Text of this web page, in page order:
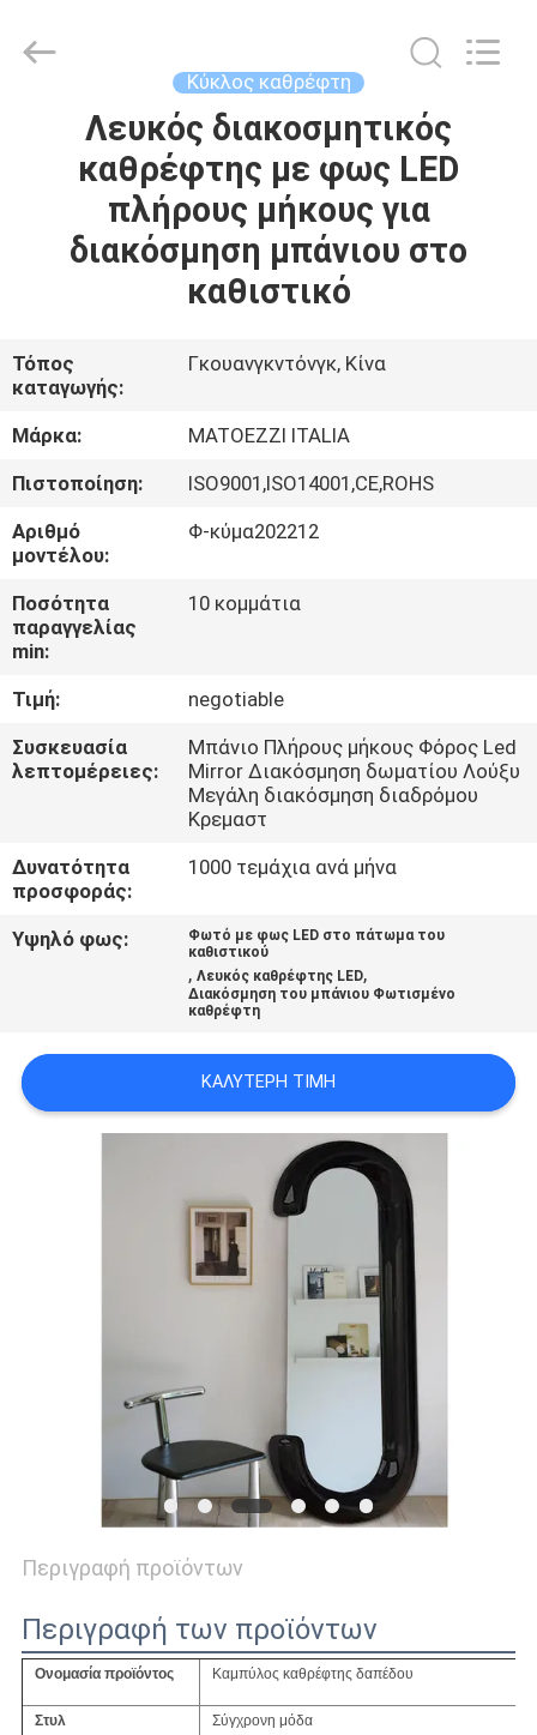
ΑΡΧΙΚΉ
ΣΕΛΊΔΑ
ΠΡΟΪΌΝΤΑ
ΕΜΦΆΝΙΣΗ
VR
ΣΧΕΤΙΚΆ
ΜΕ
ΕΜΆΣ
ΕΡΓΟΣΤΑΣΊΩΝ
ΕΠΑΦΉ
ΝΈΑ
ΌΛΕΣ
ΠΕΡΙΠΤΏΣΕΙΣ
ΖΗΤΉΣΤΕ
ΜΥΣΤΙΚΌΤΗΤΑΣ
Κύκλος καθρέφτη
Λευκός διακοσμητικός
καθρέφτης με φως LED
πλήρους μήκους για
διακόσμηση μπάνιου στο
καθιστικό
Τόπος
καταγωγής:
Γκουανγκντόνγκ, Κίνα
Μάρκα:
MATOEZZI ITALIA
Πιστοποίηση:
ISO9001,ISO14001,CE,ROHS
Αριθμό
μοντέλου:
Φ-κύμα202212
Ποσότητα
παραγγελίας
min:
10 κομμάτια
Τιμή:
negotiable
Συσκευασία
λεπτομέρειες:
Μπάνιο Πλήρους μήκους Φόρος Led
Mirror Διακόσμηση δωματίου Λούξυ
Μεγάλη διακόσμηση διαδρόμου
Κρεμαστ
Δυνατότητα
προσφοράς:
1000 τεμάχια ανά μήνα
Υψηλό φως:
Φωτό με φως LED στο πάτωμα του
καθιστικού
,Λευκός καθρέφτης LED,
Διακόσμηση του μπάνιου Φωτισμένο
καθρέφτη
ΚΑΛΎΤΕΡΗ ΤΙΜΉ
Περιγραφή προϊόντων
Περιγραφή των προϊόντων
Ονομασία προϊόντος Καμπύλος καθρέφτης δαπέδου
Στυλ Σύγχρονη μόδα